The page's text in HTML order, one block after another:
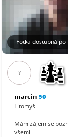
Fotka dostupná
?
marcin 50
Litomyšl
Mám zájem se
všemi